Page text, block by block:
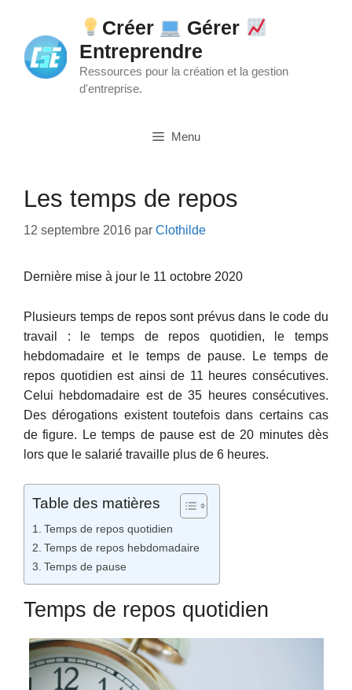
contenu
Créer
Gérer
Entreprendre
Ressources pour la création et la gestion
d'entreprise.
Menu
Les temps de repos
12 septembre 2016 par Clothilde
Dernière mise à jour le 11 octobre 2020
Plusieurs temps de repos sont prévus dans le code du
travail : le temps de repos quotidien, le temps
hebdomadaire et le temps de pause. Le temps de
repos quotidien est ainsi de 11 heures consécutives.
Celui hebdomadaire est de 35 heures consécutives.
Des dérogations existent toutefois dans certains cas
de figure. Le temps de pause est de 20 minutes dès
lors que le salarié travaille plus de 6 heures.
Table des matières
Temps de repos quotidien
Temps de repos hebdomadaire
Temps de pause
Temps de repos quotidien